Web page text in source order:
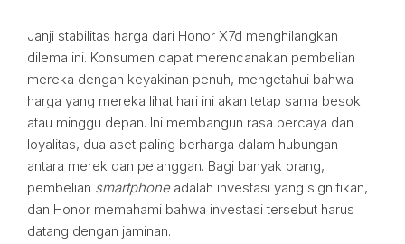
Janji stabilitas harga dari Honor X7d menghilangkan
dilema ini. Konsumen dapat merencanakan pembelian
mereka dengan keyakinan penuh, mengetahui bahwa
harga yang mereka lihat hari ini akan tetap sama besok
atau minggu depan. Ini membangun rasa percaya dan
loyalitas, dua aset paling berharga dalam hubungan
antara merek dan pelanggan. Bagi banyak orang,
pembelian smartphoneadalah investasi yang signifikan,
dan Honor memahami bahwa investasi tersebut harus
datang dengan jaminan.